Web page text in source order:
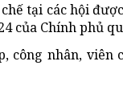
tại các hội
của Chính phủ
công nhân,